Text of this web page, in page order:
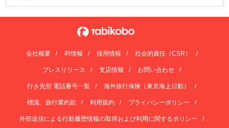
会社概要 IR情報 採用情報 社会的責任（CSR）
プレスリリース 支店情報 お問い合わせ
行き先別 電話番号一覧 海外旅行保険（東京海上日動）
標識、旅行業約款 利用規約 プライバシーポリシー
外部送信による行動履歴情報の取得および利用に関するポリシー